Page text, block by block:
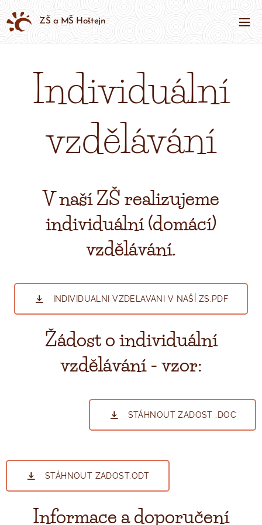
ZŠ a MŠ Hoštejn
Individuální
vzdělávání
V naší ZŠ realizujeme
individuální (domácí)
vzdělávání.
INDIVIDUALNI VZDELAVANI V NAŠÍ ZS.PDF
Žádost o individuální
vzdělávání - vzor:
STÁHNOUT ZADOST .DOC
STÁHNOUT ZADOST.ODT
Informace a doporučení